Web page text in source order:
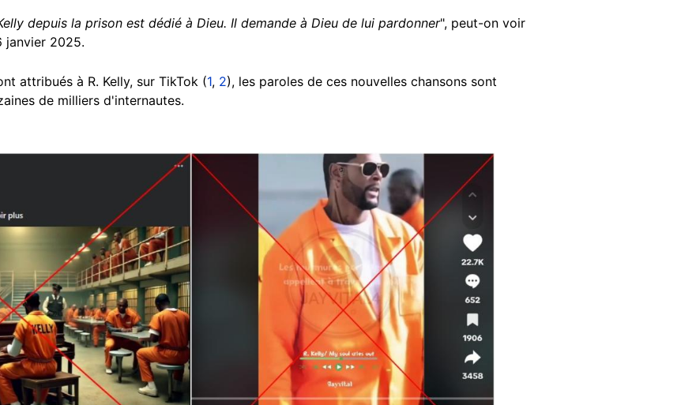
depuis la prison est dédié à Dieu. Il demande à Dieu de lui pardonner", peut-on voir
janvier 2025.
attribués à R. Kelly, sur TikTok (1, 2), les paroles de ces nouvelles chansons sont
de milliers d'internautes.